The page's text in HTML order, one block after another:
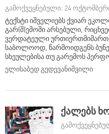
გამოქვეყნებული: 24
ტექსტი იშველიებს ქვიარ
გარ(შ)ემოში არსებული,
ვერდატეული
საბოლოოდ, წარმოიდგენს
სხეულებისა თუ გარემოს
ელისაბედ გედევანიშვილი
ქალებს